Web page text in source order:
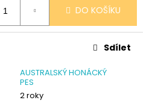
DO KOŠÍKU
AUSTRALSKÝ HONÁCKÝ
PES
2 roky
Sdílet